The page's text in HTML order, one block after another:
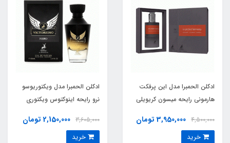
ادکلن الحمبرا مدل این پرفکت
هارمونی رایحه میسون کریویلی
harmony) Maison Crivelli
Hibiscus Mahajad
4,500,000 3,950,000 تومان
ادکلن الحمبرا مدل ویکتوریوسو
نرو رایحه اینوکتوس ویکتوری
Rabanne Invictus Victory
3,605,000 2,150,000 تومان